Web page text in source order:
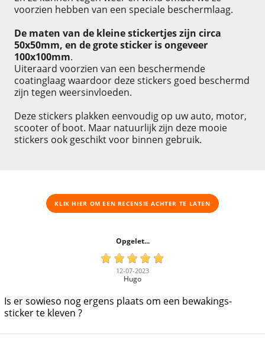
voorzien hebben van een speciale beschermlaag.
De maten van de kleine stickertjes zijn circa
50x50mm, en de grote sticker is ongeveer
100x100mm.
Uiteraard voorzien van een beschermende
coatinglaag waardoor deze stickers goed beschermd
zijn tegen weersinvloeden.
Deze stickers plakken eenvoudig op uw auto, motor,
scooter of boot. Maar natuurlijk zijn deze mooie
stickers ook geschikt voor binnen gebruik.
KLIK HIER OM EEN ​​RECENSIE ACHTER TE LATEN
Opgelet...
12-07-2023
Hugo
Is er sowieso nog ergens plaats om een bewakings-
sticker te kleven ?